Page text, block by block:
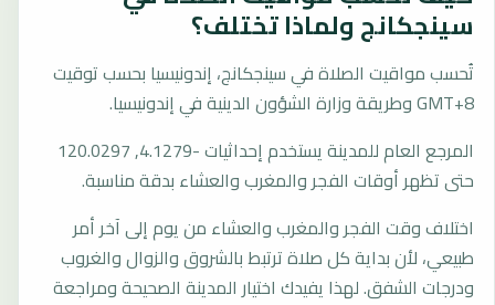
سينجكانج ولماذا تختلف؟
تُحسب مواقيت الصلاة في سينجكانج، إندونيسيا بحسب توقيت
GMT+8 وطريقة وزارة الشؤون الدينية في إندونيسيا.
المرجع العام للمدينة يستخدم إحداثيات -4.1279, 120.0297
حتى تظهر أوقات الفجر والمغرب والعشاء بدقة مناسبة.
اختلاف وقت الفجر والمغرب والعشاء من يوم إلى آخر أمر
طبيعي، لأن بداية كل صلاة ترتبط بالشروق والزوال والغروب
ودرجات الشفق. لهذا يفيدك اختيار المدينة الصحيحة ومراجعة